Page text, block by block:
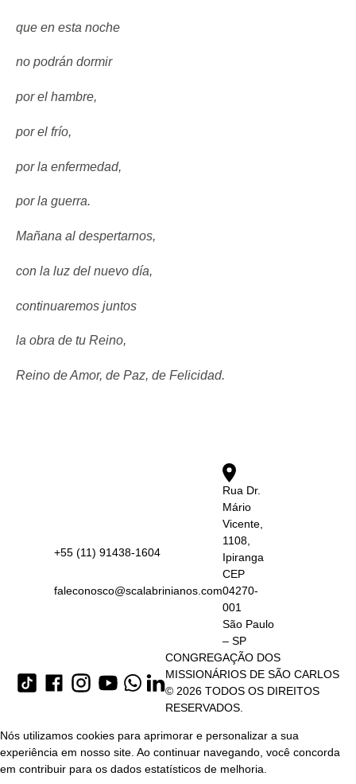
que en esta noche
no podrán dormir
por el hambre,
por el frío,
por la enfermedad,
por la guerra.
Mañana al despertarnos,
con la luz del nuevo día,
continuaremos juntos
la obra de tu Reino,
Reino de Amor, de Paz, de Felicidad.
+55 (11) 91438-1604
faleconosco@scalabrinianos.com
Rua Dr.
Mário
Vicente,
1108,
Ipiranga
CEP
04270-
001
São Paulo
– SP
CONGREGAÇÃO DOS
MISSIONÁRIOS DE SÃO CARLOS
© 2026 TODOS OS DIREITOS
RESERVADOS.
Nós utilizamos cookies para aprimorar e personalizar a sua
experiência em nosso site. Ao continuar navegando, você concorda
em contribuir para os dados estatísticos de melhoria.